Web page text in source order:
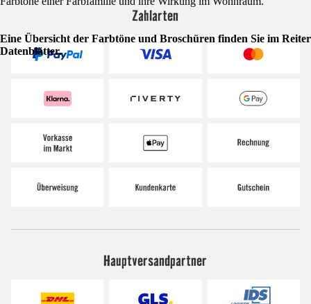
Eine Übersicht der Farbtöne und Broschüren finden Sie im Reiter
Datenblätter.
Zahlarten
Hauptversandpartner